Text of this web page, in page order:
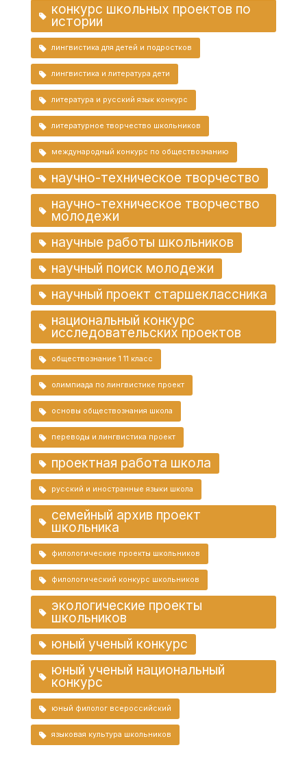
конкурс школьных проектов по
истории
лингвистика для детей и подростков
лингвистика и литература дети
литература и русский язык конкурс
литературное творчество школьников
международный конкурс по обществознанию
научно-техническое творчество
научно-техническое творчество
молодежи
научные работы школьников
научный поиск молодежи
научный проект старшеклассника
национальный конкурс
исследовательских проектов
обществознание 1 11 класс
олимпиада по лингвистике проект
основы обществознания школа
переводы и лингвистика проект
проектная работа школа
русский и иностранные языки школа
семейный архив проект
школьника
филологические проекты школьников
филологический конкурс школьников
экологические проекты
школьников
юный ученый конкурс
юный ученый национальный
конкурс
юный филолог всероссийский
языковая культура школьников